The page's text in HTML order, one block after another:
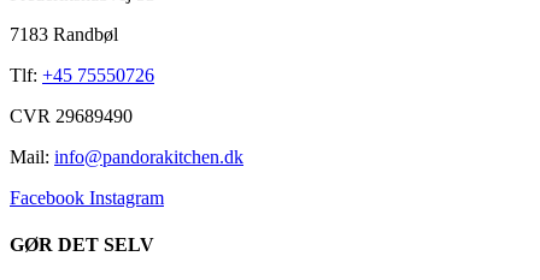
7183 Randbøl
Tlf: +45 75550726
CVR 29689490
Mail: info@pandorakitchen.dk
Facebook Instagram
GØR DET SELV